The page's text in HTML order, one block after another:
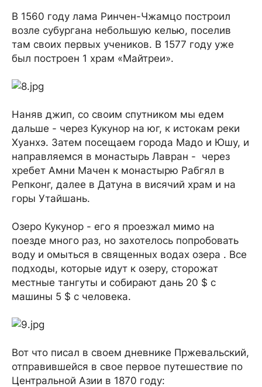
В 1560 году лама Ринчен-Чжамцо построил
возле субургана небольшую келью, поселив
там своих первых учеников. В 1577 году уже
был построен 1 храм «Майтреи».
Наняв джип, со своим спутником мы едем
дальше - через Кукунор на юг, к истокам реки
Хуанхэ. Затем посещаем города Мадо и Юшу, и
направляемся в монастырь Лавран - через
хребет Амни Мачен к монастырю Рабгял в
Репконг, далее в Датуна в висячий храм и на
горы Утайшань.
Озеро Кукунор - его я проезжал мимо на
поезде много раз, но захотелось попробовать
воду и омыться в священных водах озера . Все
подходы, которые идут к озеру, сторожат
местные тангуты и собирают дань 20 $ с
машины 5 $ с человека.
Вот что писал в своем дневнике Пржевальский,
отправившейся в свое первое путешествие по
Центральной Азии в 1870 году: